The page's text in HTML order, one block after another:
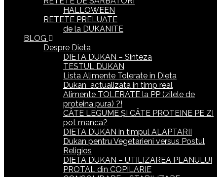
HALLOWEEN
RETETE PRELUATE
de la DUKANITE
BLOG
Despre Dieta
DIETA DUKAN – Sinteza
TESTUL DUKAN
Lista Alimente Tolerate in Dieta
Dukan_actualizata in timp real
Alimente TOLERATE la PP (zilele de
proteina pura) ?!
CÂTE LEGUME ȘI CÂTE PROTEINE PE ZI
pot manca?
DIETA DUKAN in timpul ALAPTARII
Dukan pentru Vegetarieni versus Postul
Religios
DIETA DUKAN – UTILIZAREA PLANULUI
PROTAL din COPILARIE